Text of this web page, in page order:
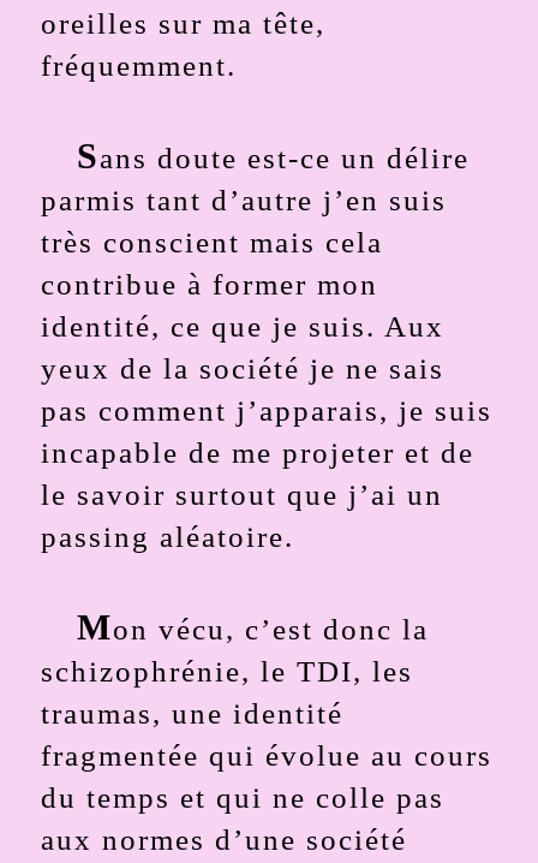
oreilles sur ma tête,
fréquemment.
Sans doute est-ce un délire
parmis tant d’autre j’en suis
très conscient mais cela
contribue à former mon
identité, ce que je suis. Aux
yeux de la société je ne sais
pas comment j’apparais, je suis
incapable de me projeter et de
le savoir surtout que j’ai un
passing aléatoire.
Mon vécu, c’est donc la
schizophrénie, le TDI, les
traumas, une identité
fragmentée qui évolue au cours
du temps et qui ne colle pas
aux normes d’une société